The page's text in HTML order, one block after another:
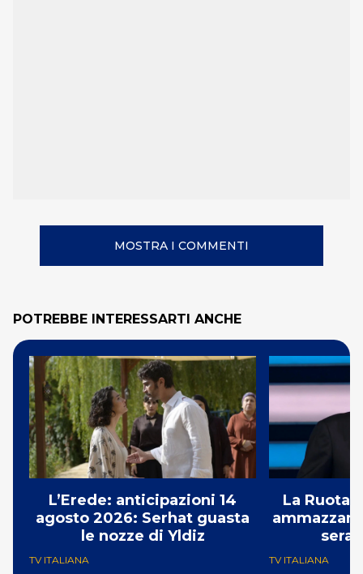
MOSTRA I COMMENTI
POTREBBE INTERESSARTI ANCHE
L’Erede: anticipazioni 14
agosto 2026: Serhat guasta
le nozze di Yldiz
TV ITALIANA
La Ruota
TV ITALIANA